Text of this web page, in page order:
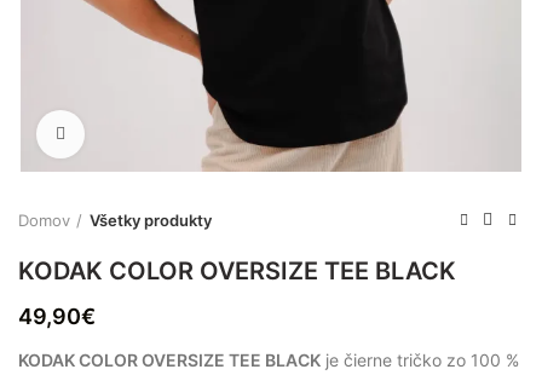
Domov Všetky produkty
KODAK COLOR OVERSIZE TEE BLACK
49,90€
KODAK COLOR OVERSIZE TEE BLACK je čierne tričko zo 100 %